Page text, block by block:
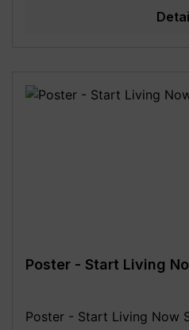
42 cm (DIN A3) - 30 x 40
Farbabweichungen vom
Poster - Start Living
Poster - Start Living Now Schöner schlichter